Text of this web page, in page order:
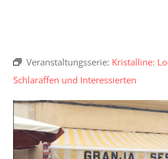
Veranstaltungsserie: Kristalline:
Schlaraffen und Interessierten